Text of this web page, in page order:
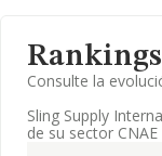
Rankings
Consulte la
Sling Supply
de su sector